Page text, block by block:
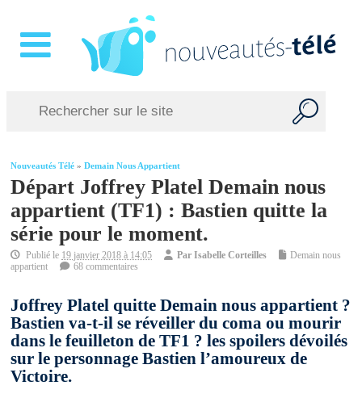
Nouveautés Télé »Demain Nous Appartient
Départ Joffrey Platel Demain nous
appartient (TF1) : Bastien quitte la
série pour le moment.
Publié le 19 janvier 2018 à 14:05 ParIsabelle Corteilles
Demain nous
appartient
68 commentaires
Joffrey Platel quitte Demain nous appartient ?
Bastien va-t-il se réveiller du coma ou mourir
dans le feuilleton de TF1 ? les spoilers dévoilés
sur le personnage Bastien l’amoureux de
Victoire.